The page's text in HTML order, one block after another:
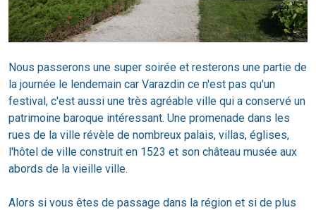
Nous passerons une super soirée et resterons une partie de
la journée le lendemain car Varazdin ce n'est pas qu'un
festival, c'est aussi une très agréable ville qui a conservé un
patrimoine baroque intéressant. Une promenade dans les
rues de la ville révèle de nombreux palais, villas, églises,
l'hôtel de ville construit en 1523 et son château musée aux
abords de la vieille ville.
Alors si vous êtes de passage dans la région et si de plus